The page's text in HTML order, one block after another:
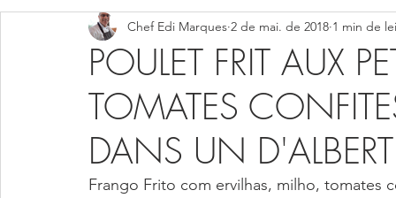
Peixes e Frutos do Mar Aperitivos
POULET FRIT AUX
TOMATES
DANS UN D'ALBERT
Chef Edi Marques 2 de mai. de 2018 1 min de
Frango Frito com ervilhas, milho, tomates